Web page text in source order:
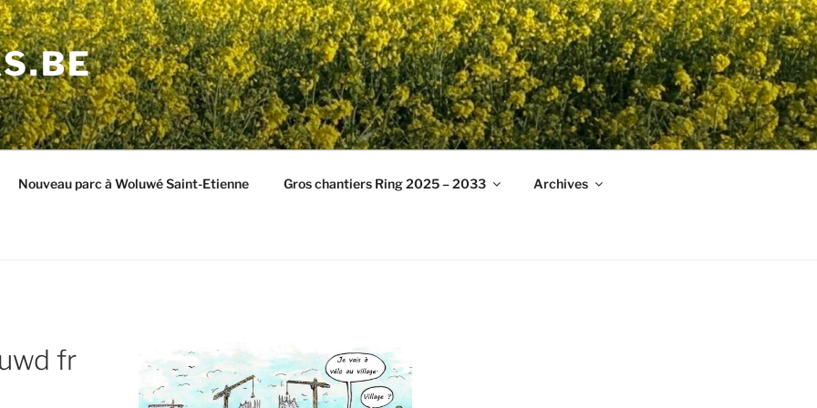
Nouveau parc à Woluwé Saint-Etienne Gros chantiers Ring 2025 – 2033 Archives
fr